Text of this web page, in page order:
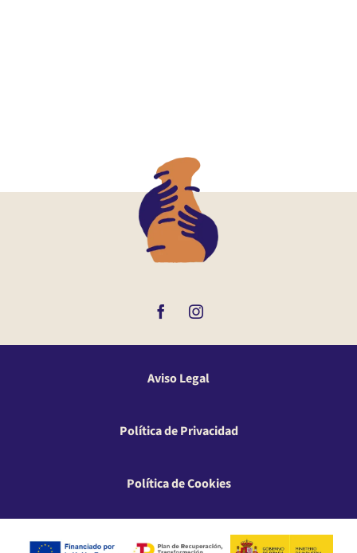
Aviso Legal
Política de Privacidad
Política de Cookies